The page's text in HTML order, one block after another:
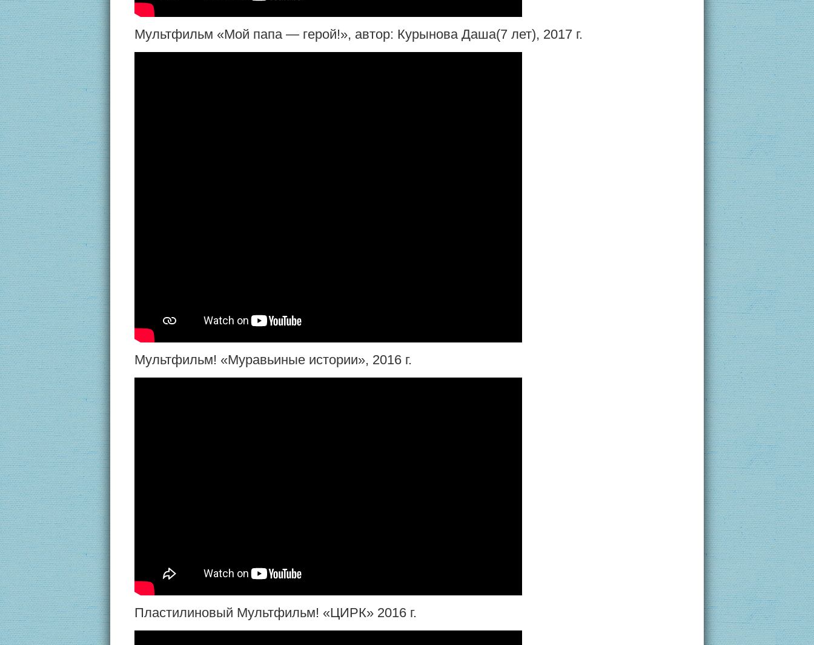
Мультфильм «Мой папа — герой!», автор: Курынова Даша(7 лет), 2017 г.
Мультфильм! «Муравьиные истории», 2016 г.
Пластилиновый Мультфильм! «ЦИРК» 2016 г.